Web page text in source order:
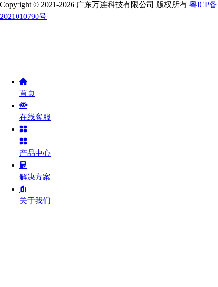
Copyright © 2021-2026 广东万连科技有限公司 版权所有 粤ICP备
2021010790号
首页
在线客服
产品中心
解决方案
关于我们